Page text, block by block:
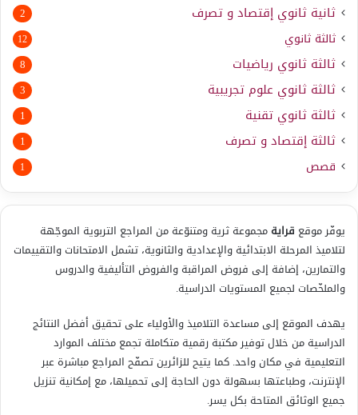
ثانية ثانوي إقتصاد و تصرف 2
ثالثة ثانوي 12
ثالثة ثانوي رياضيات 8
ثالثة ثانوي علوم تجريبية 3
ثالثة ثانوي تقنية 1
ثالثة إقتصاد و تصرف 1
قصص 1
يوفّر موقع قرايةمجموعة ثرية ومتنوّعة من المراجع التربوية الموجّهة
لتلاميذ المرحلة الابتدائية والإعدادية والثانوية، تشمل الامتحانات والتقييمات
والتمارين، إضافة إلى فروض المراقبة والفروض التأليفية والدروس
والملخّصات لجميع المستويات الدراسية.
يهدف الموقع إلى مساعدة التلاميذ والأولياء على تحقيق أفضل النتائج
الدراسية من خلال توفير مكتبة رقمية متكاملة تجمع مختلف الموارد
التعليمية في مكان واحد. كما يتيح للزائرين تصفّح المراجع مباشرة عبر
الإنترنت، وطباعتها بسهولة دون الحاجة إلى تحميلها، مع إمكانية تنزيل
جميع الوثائق المتاحة بكل يسر.